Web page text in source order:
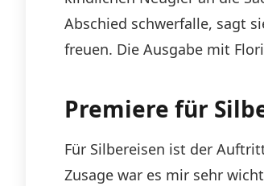
Abschied schwerfalle, sagt
freuen. Die Ausgabe mit
Premiere für
Für Silbereisen ist der
Zusage war es mir sehr